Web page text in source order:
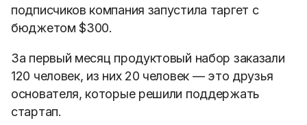
подписчиков компания запустила таргет с
бюджетом $300.
За первый месяц продуктовый набор заказали
120 человек, из них 20 человек — это друзья
основателя, которые решили поддержать
стартап.